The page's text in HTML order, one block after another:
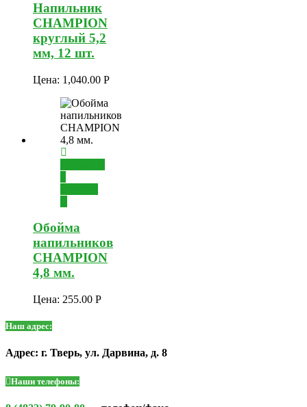
Напильник
CHAMPION
круглый 5,2
мм, 12 шт.
Цена: 1,040.00 Р
Обойма
напильников
CHAMPION
4,8 мм.
Цена: 255.00 Р
Наш адрес:
Адрес: г. Тверь, ул. Дарвина, д. 8
Наши телефоны: